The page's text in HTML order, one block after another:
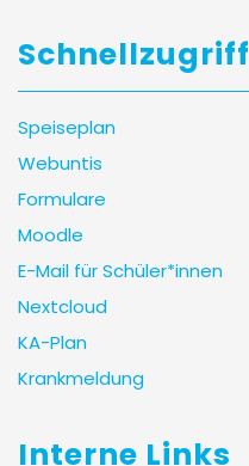
Schnellzugriff
Speiseplan
Webuntis
Formulare
Moodle
E-Mail für Schüler*innen
Nextcloud
KA-Plan
Krankmeldung
Interne Links